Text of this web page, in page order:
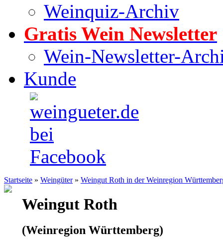
Weinquiz-Archiv
Gratis Wein Newsletter
Wein-Newsletter-
Kunde
Startseite » Weingüter » Weingut Roth in der Weinregion
Weingut Roth
(Weinregion Württemberg)